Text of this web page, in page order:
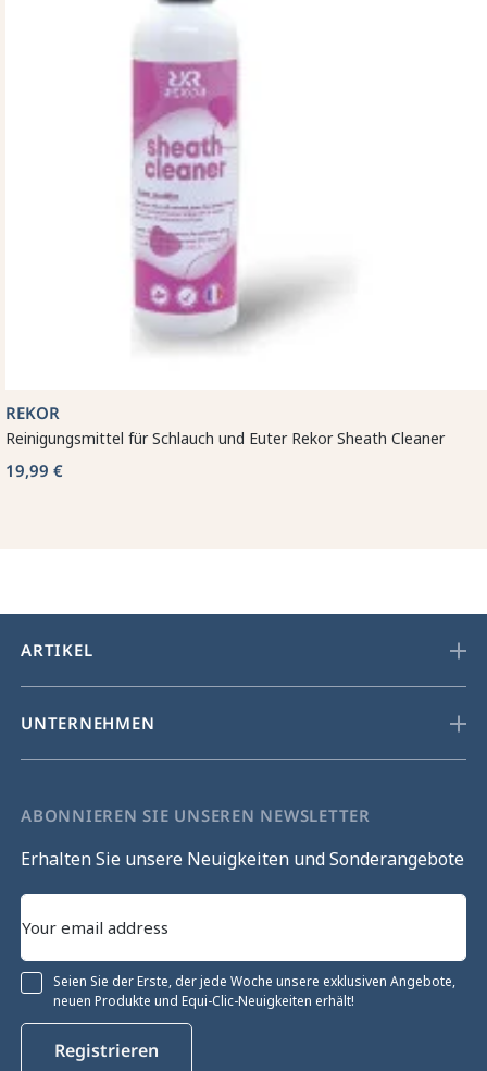
REKOR
Reinigungsmittel für Schlauch und Euter Rekor Sheath Cleaner
19,99 €
ARTIKEL
UNTERNEHMEN
ABONNIEREN SIE UNSEREN NEWSLETTER
Erhalten Sie unsere Neuigkeiten und Sonderangebote
Seien Sie der Erste, der jede Woche unsere exklusiven Angebote,
neuen Produkte und Equi-Clic-Neuigkeiten erhält!
Registrieren